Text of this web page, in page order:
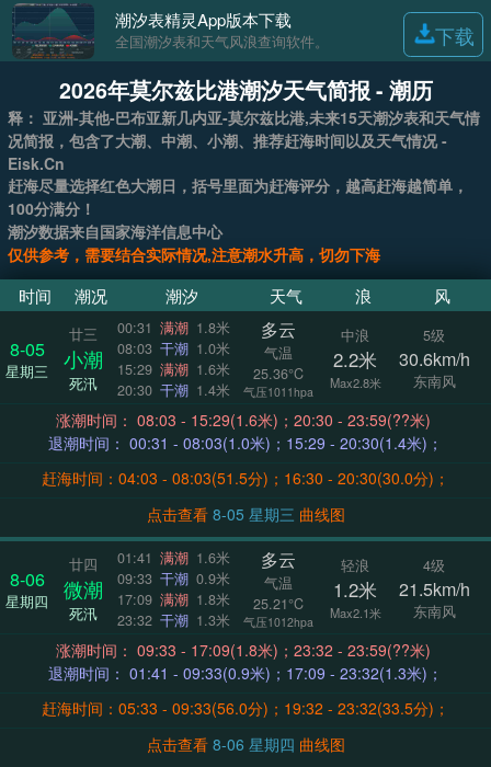
潮汐表精灵App版本下载
全国潮汐表和天气风浪查询软件。 下载
2026年莫尔兹比港潮汐天气简报 - 潮历
释： 亚洲-其他-巴布亚新几内亚-莫尔兹比港,未来15天潮汐表和天气情
况简报，包含了大潮、中潮、小潮、推荐赶海时间以及天气情况 -
Eisk.Cn
赶海尽量选择红色大潮日，括号里面为赶海评分，越高赶海越简单，
100分满分！
潮汐数据来自国家海洋信息中心
仅供参考，需要结合实际情况,注意潮水升高，切勿下海
时间 潮况 潮汐 天气 浪 风
8-05
星期三
廿三
小潮
死汛
00:31 满潮 1.8米
08:03 干潮 1.0米
15:29 满潮 1.6米
20:30 干潮 1.4米
多云
气温
25.36°C
气压1011hpa
中浪
2.2米
Max2.8米
5级
30.6km/h
东南风
涨潮时间： 08:03 - 15:29(1.6米)；20:30 - 23:59(??米)
退潮时间： 00:31 - 08:03(1.0米)；15:29 - 20:30(1.4米)；
赶海时间：04:03 - 08:03(51.5分)；16:30 - 20:30(30.0分)；
点击查看
8-05 星期三 曲线图
8-06
星期四
廿四
微潮
死汛
01:41 满潮 1.6米
09:33 干潮 0.9米
17:09 满潮 1.8米
23:32 干潮 1.3米
多云
气温
25.21°C
气压1012hpa
轻浪
1.2米
Max2.1米
4级
21.5km/h
东南风
涨潮时间： 09:33 - 17:09(1.8米)；23:32 - 23:59(??米)
退潮时间： 01:41 - 09:33(0.9米)；17:09 - 23:32(1.3米)；
赶海时间：05:33 - 09:33(56.0分)；19:32 - 23:32(33.5分)；
点击查看
8-06 星期四 曲线图